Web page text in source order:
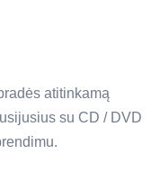
atitinkamą
su CD / DVD